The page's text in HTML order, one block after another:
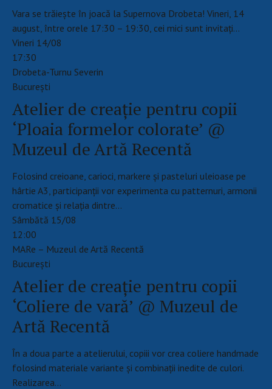
Vara se trăiește în joacă la Supernova Drobeta! Vineri, 14
august, între orele 17:30 – 19:30, cei mici sunt invitați…
Vineri 14/08
17:30
Drobeta-Turnu Severin
Bucureşti
Atelier de creație pentru copii
‘Ploaia formelor colorate’ @
Muzeul de Artă Recentă
Folosind creioane, carioci, markere și pasteluri uleioase pe
hârtie A3, participanții vor experimenta cu patternuri, armonii
cromatice și relația dintre…
Sâmbătă 15/08
12:00
MARe – Muzeul de Artă Recentă
Bucureşti
Atelier de creație pentru copii
‘Coliere de vară’ @ Muzeul de
Artă Recentă
În a doua parte a atelierului, copiii vor crea coliere handmade
folosind materiale variante și combinații inedite de culori.
Realizarea…